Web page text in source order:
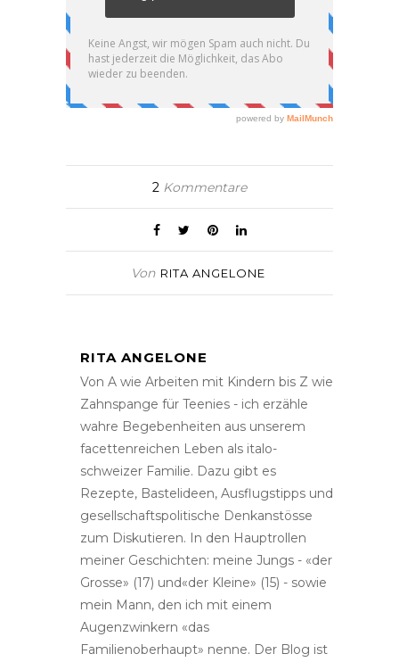
2 Kommentare
Von RITA ANGELONE
RITA ANGELONE
Von A wie Arbeiten mit Kindern bis Z wie
Zahnspange für Teenies - ich erzähle
wahre Begebenheiten aus unserem
facettenreichen Leben als italo-
schweizer Familie. Dazu gibt es
Rezepte, Bastelideen, Ausflugstipps und
gesellschaftspolitische Denkanstösse
zum Diskutieren. In den Hauptrollen
meiner Geschichten: meine Jungs - «der
Grosse» (17) und«der Kleine» (15) - sowie
mein Mann, den ich mit einem
Augenzwinkern «das
Familienoberhaupt» nenne. Der Blog ist